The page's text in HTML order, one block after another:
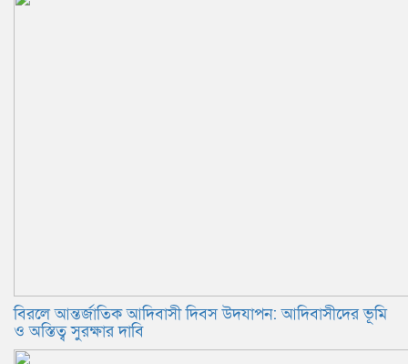
বিরলে আন্তর্জাতিক আদিবাসী দিবস উদযাপন: আদিবাসীদের ভূমি
ও অস্তিত্ব সুরক্ষার দাবি